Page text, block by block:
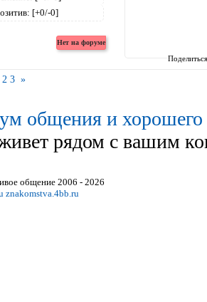
[+0/-0]
2 3 »
общения и хорошего
рядом с вашим
общение 2006 - 2026
znakomstva.4bb.ru